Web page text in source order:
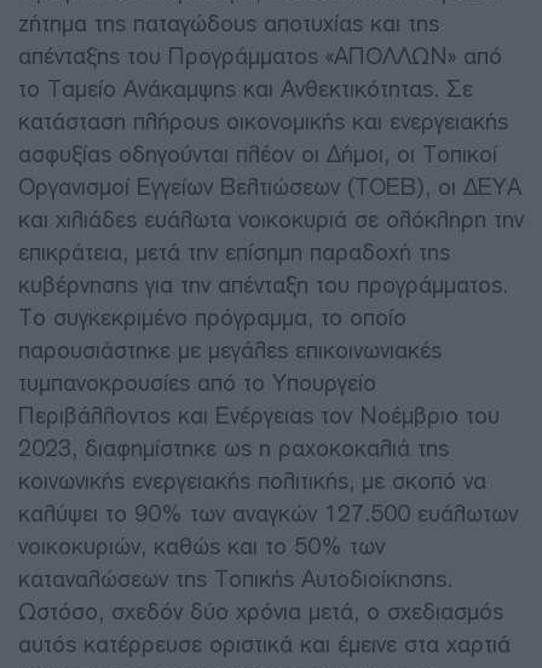
ζήτημα της παταγώδους αποτυχίας και της
απένταξης του Προγράμματος «ΑΠΟΛΛΩΝ» από
το Ταμείο Ανάκαμψης και Ανθεκτικότητας. Σε
κατάσταση πλήρους οικονομικής και ενεργειακής
ασφυξίας οδηγούνται πλέον οι Δήμοι, οι Τοπικοί
Οργανισμοί Εγγείων Βελτιώσεων (ΤΟΕΒ), οι ΔΕΥΑ
και χιλιάδες ευάλωτα νοικοκυριά σε ολόκληρη την
επικράτεια, μετά την επίσημη παραδοχή της
κυβέρνησης για την απένταξη του προγράμματος.
Το συγκεκριμένο πρόγραμμα, το οποίο
παρουσιάστηκε με μεγάλες επικοινωνιακές
τυμπανοκρουσίες από το Υπουργείο
Περιβάλλοντος και Ενέργειας τον Νοέμβριο του
2023, διαφημίστηκε ως η ραχοκοκαλιά της
κοινωνικής ενεργειακής πολιτικής, με σκοπό να
καλύψει το 90% των αναγκών 127.500 ευάλωτων
νοικοκυριών, καθώς και το 50% των
καταναλώσεων της Τοπικής Αυτοδιοίκησης.
Ωστόσο, σχεδόν δύο χρόνια μετά, ο σχεδιασμός
αυτός κατέρρευσε οριστικά και έμεινε στα χαρτιά